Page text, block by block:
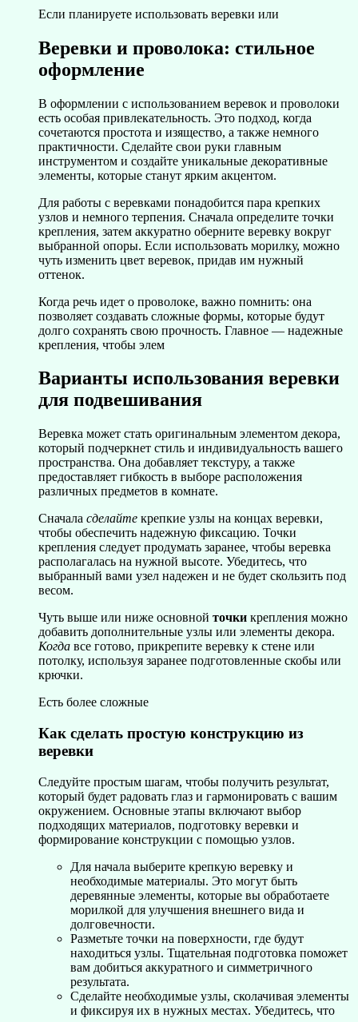
Если планируете использовать веревки или
Веревки и проволока: стильное
оформление
В оформлении с использованием веревок и проволоки
есть особая привлекательность. Это подход, когда
сочетаются простота и изящество, а также немного
практичности. Сделайте свои руки главным
инструментом и создайте уникальные декоративные
элементы, которые станут ярким акцентом.
Для работы с веревками понадобится пара крепких
узлов и немного терпения. Сначала определите точки
крепления, затем аккуратно оберните веревку вокруг
выбранной опоры. Если использовать морилку, можно
чуть изменить цвет веревок, придав им нужный
оттенок.
Когда речь идет о проволоке, важно помнить: она
позволяет создавать сложные формы, которые будут
долго сохранять свою прочность. Главное — надежные
крепления, чтобы элем
Варианты использования веревки
для подвешивания
Веревка может стать оригинальным элементом декора,
который подчеркнет стиль и индивидуальность вашего
пространства. Она добавляет текстуру, а также
предоставляет гибкость в выборе расположения
различных предметов в комнате.
Сначала сделайте крепкие узлы на концах веревки,
чтобы обеспечить надежную фиксацию. Точки
крепления следует продумать заранее, чтобы веревка
располагалась на нужной высоте. Убедитесь, что
выбранный вами узел надежен и не будет скользить под
весом.
Чуть выше или ниже основной точки крепления можно
добавить дополнительные узлы или элементы декора.
Когда все готово, прикрепите веревку к стене или
потолку, используя заранее подготовленные скобы или
крючки.
Есть более сложные
Как сделать простую конструкцию из
веревки
Следуйте простым шагам, чтобы получить результат,
который будет радовать глаз и гармонировать с вашим
окружением. Основные этапы включают выбор
подходящих материалов, подготовку веревки и
формирование конструкции с помощью узлов.
Для начала выберите крепкую веревку и
необходимые материалы. Это могут быть
деревянные элементы, которые вы обработаете
морилкой для улучшения внешнего вида и
долговечности.
Разметьте точки на поверхности, где будут
находиться узлы. Тщательная подготовка поможет
вам добиться аккуратного и симметричного
результата.
Сделайте необходимые узлы, сколачивая элементы
и фиксируя их в нужных местах. Убедитесь, что